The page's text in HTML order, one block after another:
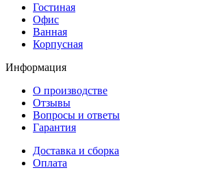
Гостиная
Офис
Ванная
Корпусная
Информация
О производстве
Отзывы
Вопросы и ответы
Гарантия
Доставка и сборка
Оплата